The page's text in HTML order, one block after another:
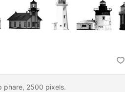
phare, 2500 pixels.